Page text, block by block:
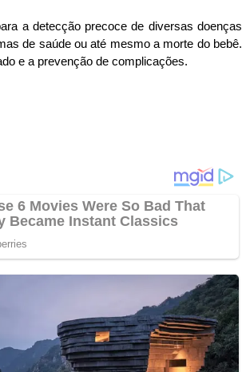
a detecção precoce de diversas doenças
de saúde ou até mesmo a morte do bebê.
e a prevenção de complicações.